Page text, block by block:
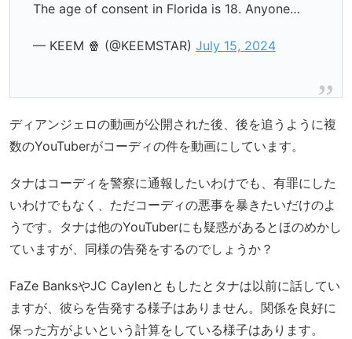
The age of consent in Florida is 18. Anyone…
— KEEM 🍿 (@KEEMSTAR) July 15, 2024
ディアンジェロの動画が公開された後、後を追うように複
数のYouTuberがコーディの件を動画にしています。
タナはコーディを警察に通報したいわけでも、有罪にした
いわけでもなく、ただコーディの悪事を暴きたいだけのよ
うです。タナは他のYouTuberにも疑惑があるとほのめかし
ていますが、同様の告発をするのでしょうか？
FaZe BanksやJC Caylenともしたとタナは以前に話してい
ますが、彼らを告発する様子はありません。関係を良好に
保った方がよいという計算をしている様子はあります。